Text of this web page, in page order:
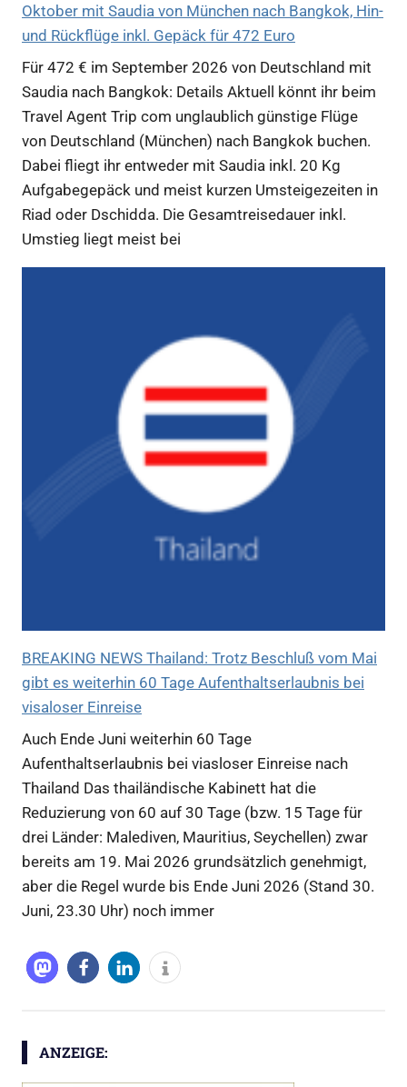
Oktober mit Saudia von München nach Bangkok, Hin-
und Rückflüge inkl. Gepäck für 472 Euro
Für 472 € im September 2026 von Deutschland mit
Saudia nach Bangkok: Details Aktuell könnt ihr beim
Travel Agent Trip com unglaublich günstige Flüge
von Deutschland (München) nach Bangkok buchen.
Dabei fliegt ihr entweder mit Saudia inkl. 20 Kg
Aufgabegepäck und meist kurzen Umsteigezeiten in
Riad oder Dschidda. Die Gesamtreisedauer inkl.
Umstieg liegt meist bei
BREAKING NEWS Thailand: Trotz Beschluß vom Mai
gibt es weiterhin 60 Tage Aufenthaltserlaubnis bei
visaloser Einreise
Auch Ende Juni weiterhin 60 Tage
Aufenthaltserlaubnis bei viasloser Einreise nach
Thailand Das thailändische Kabinett hat die
Reduzierung von 60 auf 30 Tage (bzw. 15 Tage für
drei Länder: Malediven, Mauritius, Seychellen) zwar
bereits am 19. Mai 2026 grundsätzlich genehmigt,
aber die Regel wurde bis Ende Juni 2026 (Stand 30.
Juni, 23.30 Uhr) noch immer
ANZEIGE: